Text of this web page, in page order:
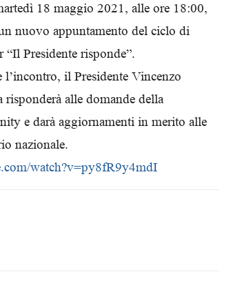
18 maggio 2021, alle ore 18:00,
nuovo appuntamento del ciclo di
“Il Presidente risponde”.
l’incontro, il Presidente Vincenzo
risponderà alle domande della
e darà aggiornamenti in merito alle
nazionale.
watch?v=py8fR9y4mdI